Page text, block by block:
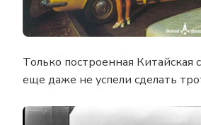
Только построенная Китайская
еще даже не успели сделать